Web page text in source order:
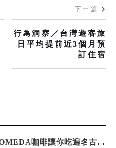
下一篇
行為洞察／台灣遊客旅
日平均提前近3個月預
訂住宿
台灣吃不到！和風版KOMEDA咖啡讓你吃遍名古屋在地美食